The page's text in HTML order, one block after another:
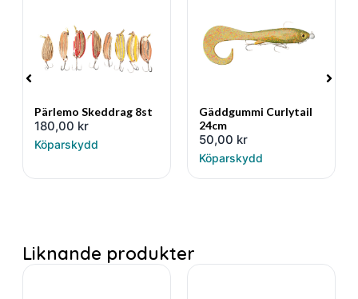
Pärlemo Skeddrag 8st
180,00 kr
Köparskydd
Gäddgummi Curlytail
24cm
50,00 kr
Köparskydd
Liknande produkter